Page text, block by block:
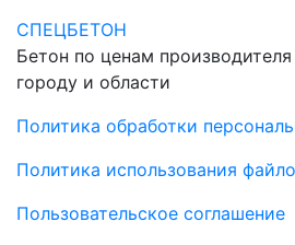
СПЕЦБЕТОН
Бетон по ценам
городу и области
Политика обработки
Политика использования
Пользовательское соглашение